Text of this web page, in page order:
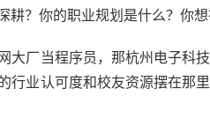
？你的职业规划是什么？你想
大厂当程序员，那杭州电子科
行业认可度和校友资源摆在那